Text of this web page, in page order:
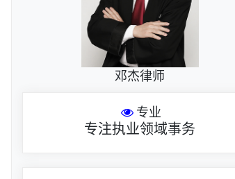
邓杰律师
专业
专注执业领域事务